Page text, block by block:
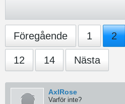
Föregående 1 2
12 14 Nästa
AxlRose
Varför inte?